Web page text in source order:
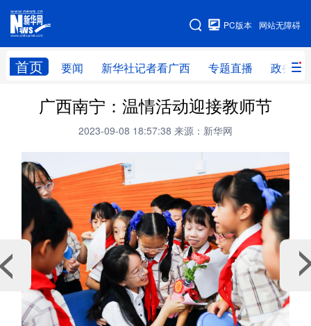
网站无障碍
PC版本
首页 要闻 新华社记者看广西 专题直播 政务信
网站地图
广西频道
新华社记者 专题直播
图片新闻 壮美广西
新华网导航
学习进行时 高层 时政 人事
国际 财经 网评 港澳
台湾 思客智库 全球连线 教育
广西南宁：温情活动迎接教师节
2023-09-08 18:57:38 来源：新华网